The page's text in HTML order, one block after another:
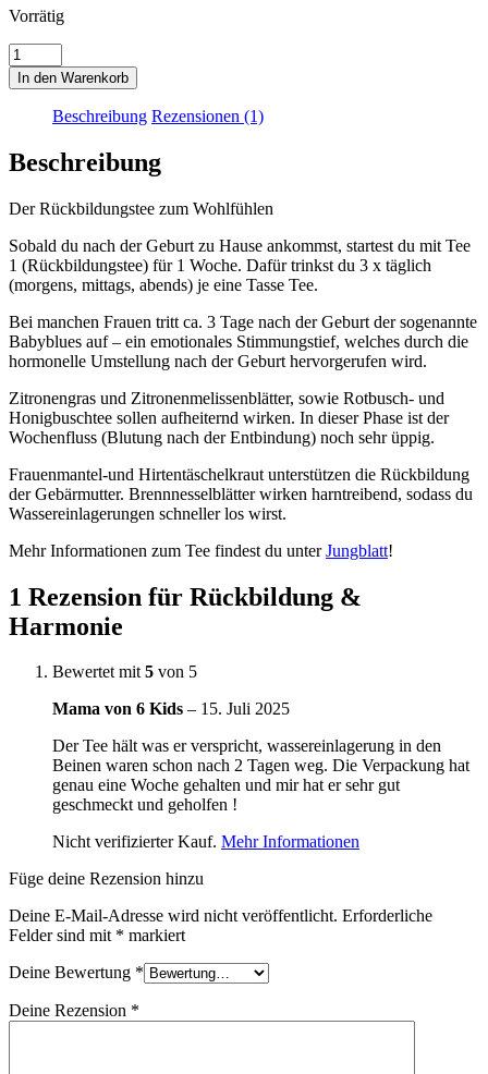
Vorrätig
Rückbildung
&
Harmonie
Menge
In den Warenkorb
Beschreibung Rezensionen (1)
Beschreibung
Der Rückbildungstee zum Wohlfühlen
Sobald du nach der Geburt zu Hause ankommst, startest du mit Tee
1 (Rückbildungstee) für 1 Woche. Dafür trinkst du 3 x täglich
(morgens, mittags, abends) je eine Tasse Tee.
Bei manchen Frauen tritt ca. 3 Tage nach der Geburt der sogenannte
Babyblues auf – ein emotionales Stimmungstief, welches durch die
hormonelle Umstellung nach der Geburt hervorgerufen wird.
Zitronengras und Zitronenmelissenblätter, sowie Rotbusch- und
Honigbuschtee sollen aufheiternd wirken. In dieser Phase ist der
Wochenfluss (Blutung nach der Entbindung) noch sehr üppig.
Frauenmantel-und Hirtentäschelkraut unterstützen die Rückbildung
der Gebärmutter. Brennnesselblätter wirken harntreibend, sodass du
Wassereinlagerungen schneller los wirst.
Mehr Informationen zum Tee findest du unterJungblatt!
1 Rezension für Rückbildung &
Harmonie
Bewertet mit5 von 5
Mama von 6 Kids – 15. Juli 2025
Der Tee hält was er verspricht, wassereinlagerung in den
Beinen waren schon nach 2 Tagen weg. Die Verpackung hat
genau eine Woche gehalten und mir hat er sehr gut
geschmeckt und geholfen !
Nicht verifizierter Kauf. Mehr Informationen
Füge deine Rezension hinzu
Deine E-Mail-Adresse wird nicht veröffentlicht. Erforderliche
Felder sind mit * markiert
Deine Bewertung *
Deine Rezension *